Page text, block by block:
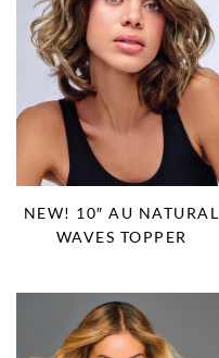
NEW! 10″ AU NATURAL
WAVES TOPPER